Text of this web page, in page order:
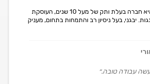
קלאסה מקלחונים היא חברה בעלת ותק של מעל 10 שנים, העוסקת
יבגני, בעל ניסיון רב והתמחות בתחום, מעניק
עבודה טובה.״